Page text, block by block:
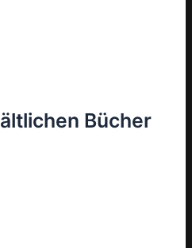
Bücher